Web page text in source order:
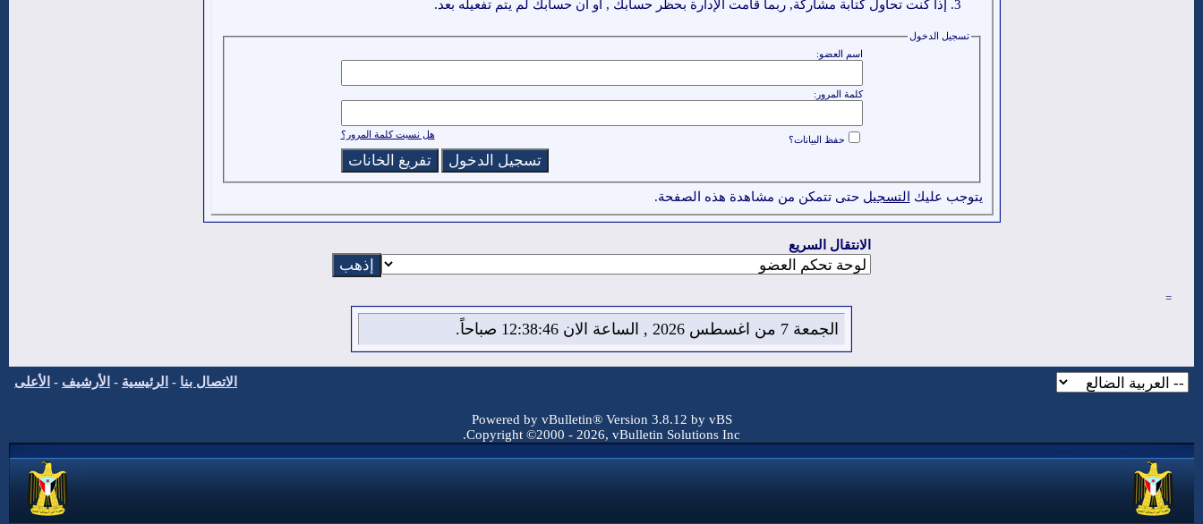
إذا كنت تحاول كتابة مشاركة, ربما قامت الإدارة بحظر حسابك , أو أن حسابك لم يتم تفعيله بعد.
تسجيل الدخول
اسم العضو:
كلمة المرور:
هل نسيت كلمة المرور؟ حفظ البيانات؟
يتوجب عليك التسجيل حتى تتمكن من مشاهدة هذه الصفحة.
الانتقال السريع
=
الجمعة 7 من اغسطس 2026 , الساعة الان 12:38:46 صباحاً.
الاتصال بنا - الرئيسية - الأرشيف - الأعلى
Powered by vBulletin® Version 3.8.12 by vBS
Copyright ©2000 - 2026, vBulletin Solutions Inc.